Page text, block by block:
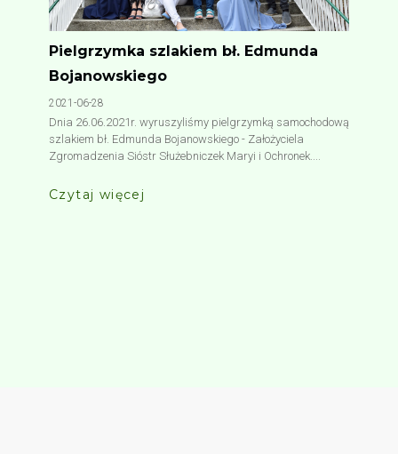
Pielgrzymka szlakiem bł. Edmunda
Bojanowskiego
2021-06-28
Dnia 26.06.2021r. wyruszyliśmy pielgrzymką samochodową
szlakiem bł. Edmunda Bojanowskiego - Założyciela
Zgromadzenia Sióstr Służebniczek Maryi i Ochronek....
Czytaj więcej